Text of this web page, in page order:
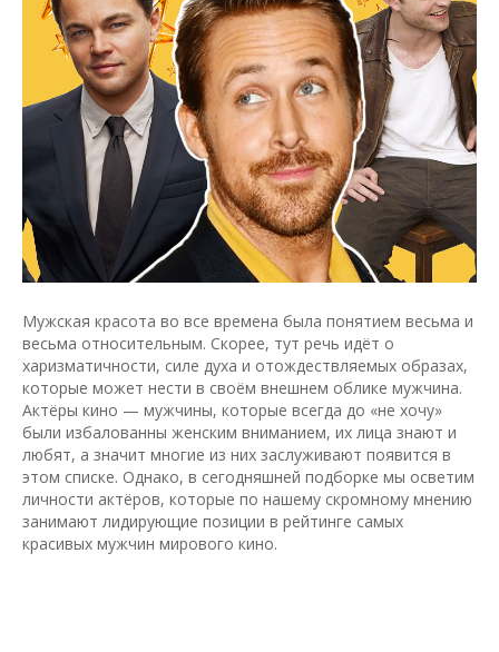
Мужская красота во все времена была понятием весьма и
весьма относительным. Скорее, тут речь идёт о
харизматичности, силе духа и отождествляемых образах,
которые может нести в своём внешнем облике мужчина.
Актёры кино — мужчины, которые всегда до «не хочу»
были избалованны женским вниманием, их лица знают и
любят, а значит многие из них заслуживают появится в
этом списке. Однако, в сегодняшней подборке мы осветим
личности актёров, которые по нашему скромному мнению
занимают лидирующие позиции в рейтинге самых
красивых мужчин мирового кино.